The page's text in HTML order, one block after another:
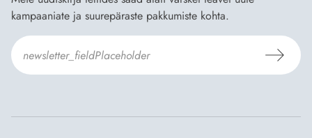
kampaaniate ja suurepäraste pakkumiste kohta.